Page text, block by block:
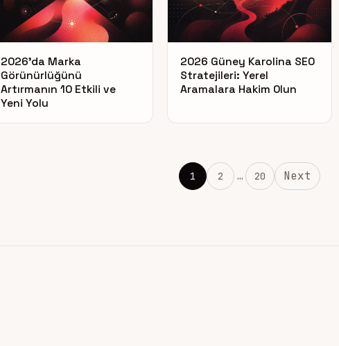
2026’da Marka
Görünürlüğünü
Artırmanın 10 Etkili ve
Yeni Yolu
2026 Güney Karolina SEO
Stratejileri: Yerel
Aramalara Hakim Olun
1 2 … 20 Next